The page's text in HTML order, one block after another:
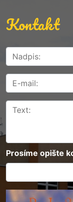
Kontakt
Prosíme opište